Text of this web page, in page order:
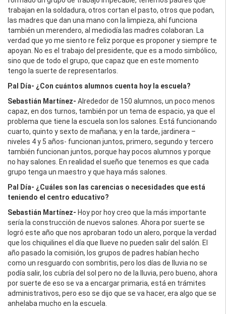
trabajan en la soldadura, otros cortan el pasto, otros que podan,
las madres que dan una mano con la limpieza, ahí funciona
también un merendero, al mediodía las madres colaboran. La
verdad que yo me siento re feliz porque es proponer y siempre te
apoyan. No es el trabajo del presidente, que es a modo simbólico,
sino que de todo el grupo, que capaz que en este momento
tengo la suerte de representarlos.
P.al Día- ¿Con cuántos alumnos cuenta hoy la escuela?
Sebastián Martínez- Alrededor de 150 alumnos, un poco menos
capaz, en dos turnos, también por un tema de espacio, ya que el
problema que tiene la escuela son los salones. Está funcionando
cuarto, quinto y sexto de mañana; y en la tarde, jardinera –
niveles 4 y 5 años- funcionan juntos, primero, segundo y tercero
también funcionan juntos, porque hay pocos alumnos y porque
no hay salones. En realidad el sueño que tenemos es que cada
grupo tenga un maestro y que haya más salones.
P.al Día- ¿Cuáles son las carencias o necesidades que está
teniendo el centro educativo?
Sebastián Martínez- Hoy por hoy creo que la más importante
sería la construcción de nuevos salones. Ahora por suerte se
logró este año que nos aprobaran todo un alero, porque la verdad
que los chiquilines el día que llueve no pueden salir del salón. El
año pasado la comisión, los grupos de padres habían hecho
como un resguardo con sombritis, pero los días de lluvia no se
podía salir, los cubría del sol pero no de la lluvia, pero bueno, ahora
por suerte de eso se va a encargar primaria, está en trámites
administrativos, pero eso se dijo que se va hacer, era algo que se
anhelaba mucho en la escuela.